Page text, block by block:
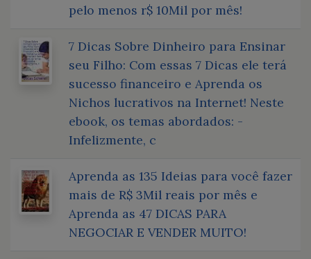
pelo menos r$ 10Mil por mês!
7 Dicas Sobre Dinheiro para Ensinar
seu Filho: Com essas 7 Dicas ele terá
sucesso financeiro e Aprenda os
Nichos lucrativos na Internet! Neste
ebook, os temas abordados: -
Infelizmente, c
Aprenda as 135 Ideias para você fazer
mais de R$ 3Mil reais por mês e
Aprenda as 47 DICAS PARA
NEGOCIAR E VENDER MUITO!